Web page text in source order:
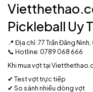
Pickleball Uy
📍 Địa chỉ: 77 Trần Đăng
📞 Hotline: 0789 068 666
Khi mua vợt tại
✔ Test vợt trực tiếp
✔ So sánh nhiều dòng vợt